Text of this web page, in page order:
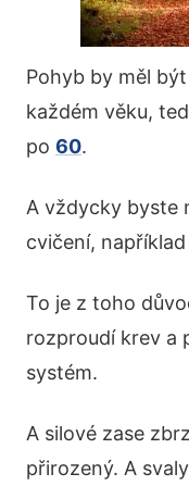
Pohyb by měl
každém věku,
po 60.
A vždycky byste
cvičení,
To je z toho
rozproudí krev a
systém.
A silové zase
přirozený. A